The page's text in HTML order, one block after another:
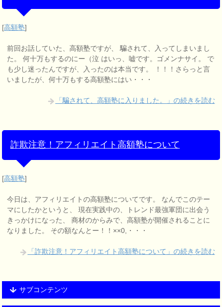
[高額塾]
前回お話していた、高額塾ですが、 騙されて、入ってしまいまし
た。 何十万もするのにー（泣 はいっ、嘘です。ゴメンナサイ。 で
も少し迷ったんですが、入ったのは本当です。 ！！！さらっと言
いましたが、何十万もする高額塾にはい・・・
「騙されて、高額塾に入りました。」の続きを読む
詐欺注意！アフィリエイト高額塾について
[高額塾]
今日は、アフィリエイトの高額塾についてです。 なんでこのテー
マにしたかというと、 現在実践中の、トレンド最強軍団に出会う
きっかけになった、 商材のからみで、高額塾が開催されることに
なりました。 その額なんとー！！××0,・・・
「詐欺注意！アフィリエイト高額塾について」の続きを読む
サブコンテンツ